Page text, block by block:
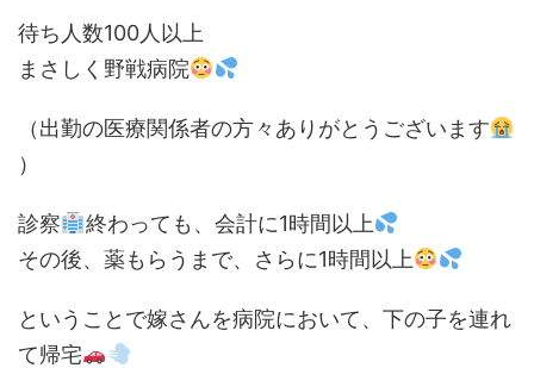
待ち人数100人以上
まさしく野戦病院
（出勤の医療関係者の方々ありがとうございます
）
診察
終わっても、会計に1時間以上
その後、薬もらうまで、さらに1時間以上
ということで嫁さんを病院において、下の子を連れ
て帰宅